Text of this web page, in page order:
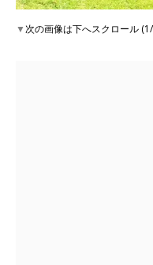
▼次の画像は下へスクロール